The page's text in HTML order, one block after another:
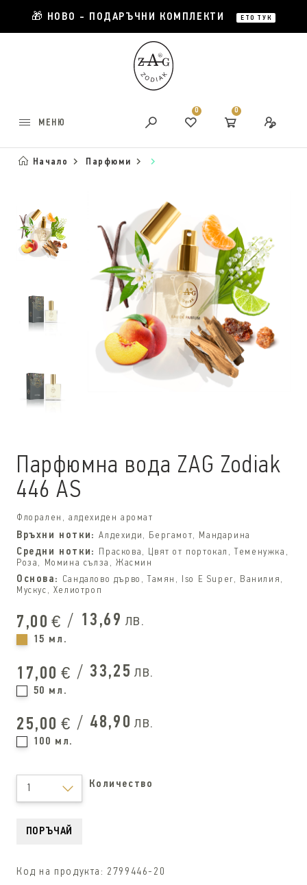
🎁 НОВО - ПОДАРЪЧНИ КОМПЛЕКТИ ЕТО ТУК
МЕНЮ
0 0
Начало Парфюми
Парфюмна вода ZAG Zodiak
446 AS
Флорален, алдехиден аромат
Връхни нотки:Алдехиди, Бергамот, Мандарина
Средни нотки: Праскова, Цвят от портокал, Теменужка,
Роза, Момина сълза, Жасмин
Основа: Сандалово дърво, Тамян, Iso E Super, Ванилия,
Мускус, Хелиотроп
7,00 € / 13,69 лв.
15 мл.
17,00 € / 33,25 лв.
50 мл.
25,00 € / 48,90 лв.
100 мл.
1 Количество
ПОРЪЧАЙ
Код на продукта: 2799446-20